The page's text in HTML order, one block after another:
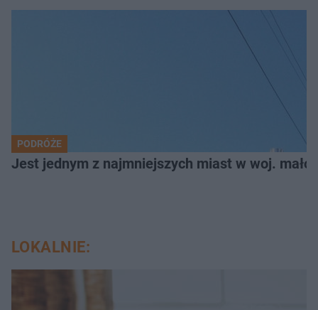
PODRÓŻE
Jest jednym z najmniejszych miast w woj.
LOKALNIE: